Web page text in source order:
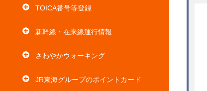
TOICA番号等登録
新幹線・在来線運行情報
さわやかウォーキング
JR東海グループのポイントカード